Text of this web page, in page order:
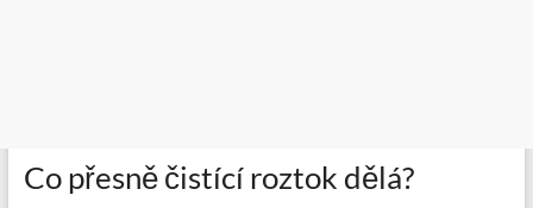
Co přesně čistící roztok dělá?